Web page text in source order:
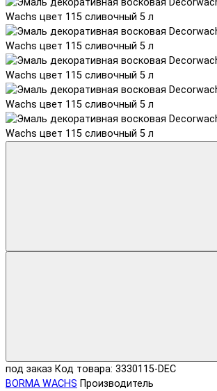
под заказ Код товара: 3330115-DEC
BORMA WACHS Производитель